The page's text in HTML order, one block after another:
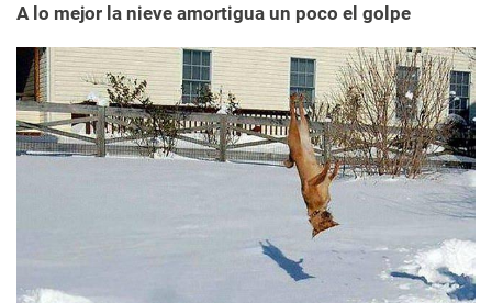
A lo mejor la nieve amortigua un poco el golpe